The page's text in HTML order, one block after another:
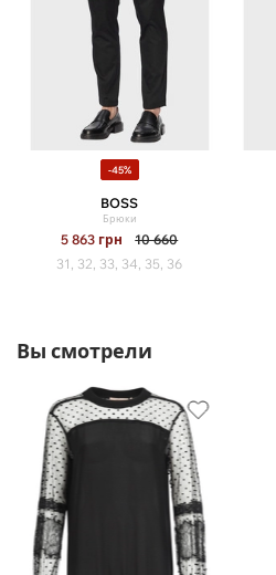
-45%
BOSS
Брюки
5 863 грн
10 660
31, 32, 33, 34, 35, 36
Вы смотрели